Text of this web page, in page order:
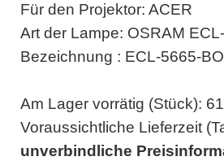
Für den Projektor: ACER
Art der Lampe: OSRAM
Bezeichnung : ECL-5665-
Am Lager vorrätig (Stück): 61
Voraussichtliche Lieferzeit
unverbindliche